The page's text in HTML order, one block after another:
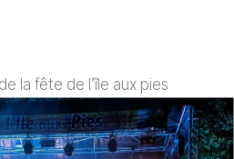
la fête de l’île aux pies